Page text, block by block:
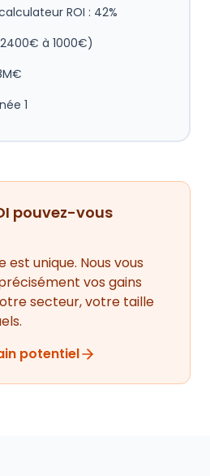
ROI : 42%
à 1000€)
1
pouvez-vous
unique. Nous vous
vos gains
secteur, votre taille
potentiel